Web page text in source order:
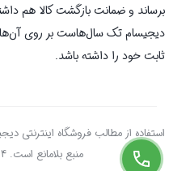
برساند و ضمانت بازگشت کالا هم
دیجیسام تک سال‌هاست بر روی آن‌ها
ثابت خود را داشته باشد.
استفاده از مطالب فروشگاه اینترنتی
منبع بلامانع است. Copyright © 2006 - 2024